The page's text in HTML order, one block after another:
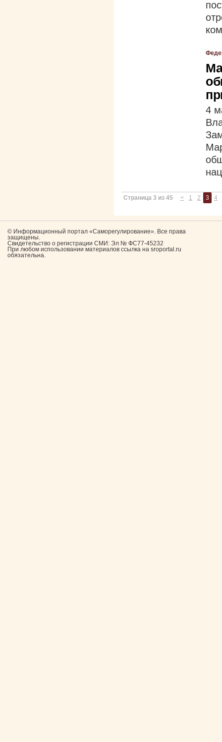
4
Страница 3 из 45 < 1 2 3 4
© Информационный портал «Саморегулирование». Все права
защищены.
Свидетельство о регистрации СМИ: Эл № ФС77-45232
При любом использовании материалов ссылка на sroportal.ru
обязательна.